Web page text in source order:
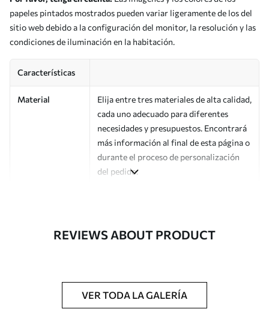
papeles pintados mostrados pueden variar ligeramente de los del
sitio web debido a la configuración del monitor, la resolución y las
condiciones de iluminación en la habitación.
Características
Material
Elija entre tres materiales de alta calidad,
cada uno adecuado para diferentes
necesidades y presupuestos. Encontrará
más información al final de esta página o
durante el proceso de personalización
del pedido.
Impreso bajo pedido y entregado en
rollos de hasta 50 cm de ancho.
REVIEWS ABOUT PRODUCT
VER TODA LA GALERÍA